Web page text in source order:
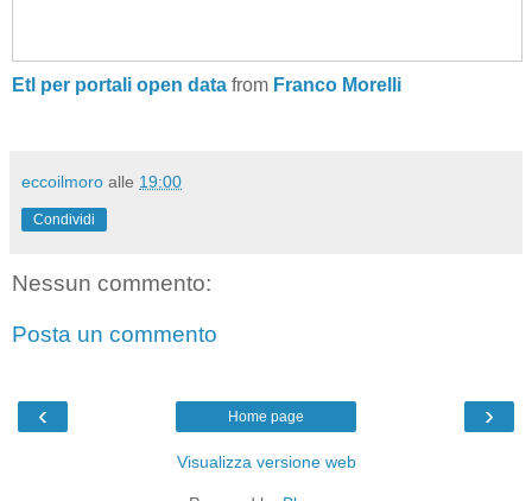
Etl per portali open data from Franco Morelli
eccoilmoro alle 19:00
Condividi
Nessun commento:
Posta un commento
‹ ›
Home page
Visualizza versione web